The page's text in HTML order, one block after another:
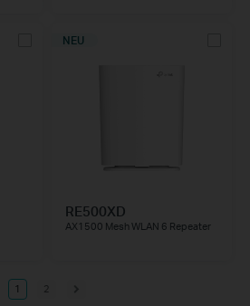
NEU
RE500XD
AX1500 Mesh WLAN 6 Repeater
1 2